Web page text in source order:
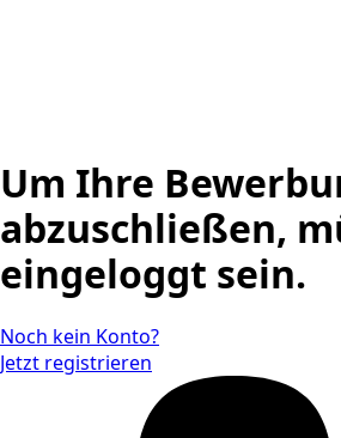
Um Ihre
abzuschließen,
eingeloggt sein.
Noch kein Konto?
Jetzt registrieren